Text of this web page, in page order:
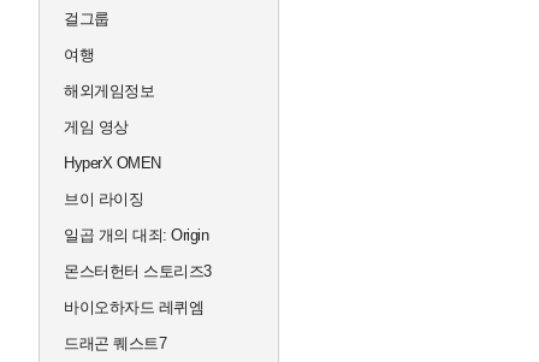
걸그룹
여행
해외게임정보
게임 영상
HyperX OMEN
브이 라이징
일곱 개의 대죄: Origin
몬스터헌터 스토리즈3
바이오하자드 레퀴엠
드래곤 퀘스트7